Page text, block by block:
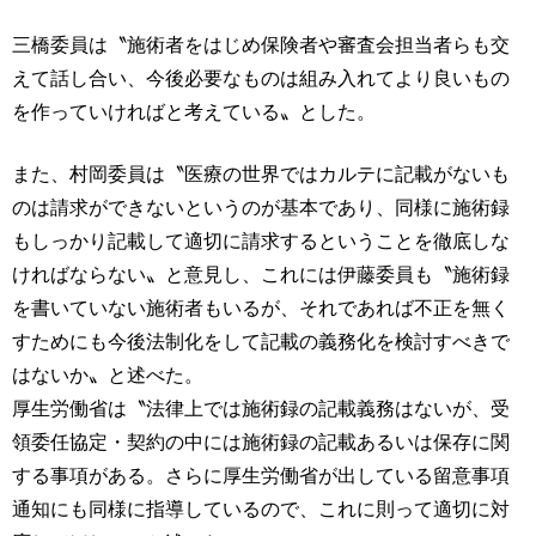
三橋委員は〝施術者をはじめ保険者や審査会担当者らも交
えて話し合い、今後必要なものは組み入れてより良いもの
を作っていければと考えている〟とした。
また、村岡委員は〝医療の世界ではカルテに記載がないも
のは請求ができないというのが基本であり、同様に施術録
もしっかり記載して適切に請求するということを徹底しな
ければならない〟と意見し、これには伊藤委員も〝施術録
を書いていない施術者もいるが、それであれば不正を無く
すためにも今後法制化をして記載の義務化を検討すべきで
はないか〟と述べた。
厚生労働省は〝法律上では施術録の記載義務はないが、受
領委任協定・契約の中には施術録の記載あるいは保存に関
する事項がある。さらに厚生労働省が出している留意事項
通知にも同様に指導しているので、これに則って適切に対